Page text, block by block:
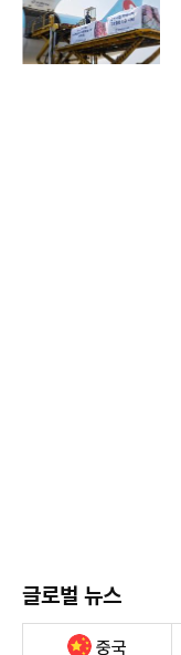
글로벌 뉴스
중국